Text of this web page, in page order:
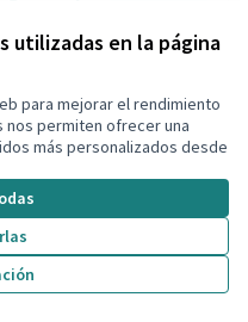
utilizadas en la página
para mejorar el rendimiento
nos permiten ofrecer una
más personalizados desde